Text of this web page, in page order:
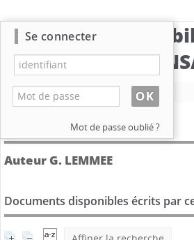
Catalogue de la
du
Nouvelle recherche
Détail de l'auteur
Auteur G. LEMMEE
Documents disponibles écrits par
Se connecter
Mot de passe oublié ?